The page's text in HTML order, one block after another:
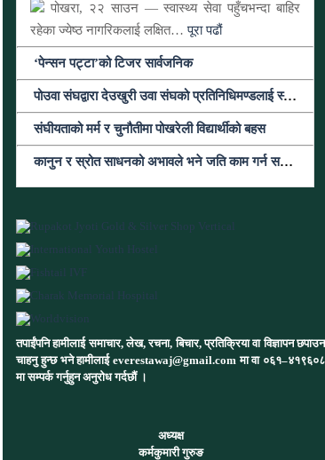
पोखरा, २२ साउन — स्वास्थ्य सेवा पहुँचभन्दा बाहिर
रहेका ज्येष्ठ नागरिकलाई लक्षित…पूरा पढौं
‘पेन्सन पट्टा’को टिजर सार्वजनिक
पोउवा संघद्वारा देउखुरी उवा संघको प्रतिनिधिमण्डलाई स्वागतसँगै सहकार्यको सहमति
संघीयताको मर्म र चुनौतीमा पोखरेली विद्यार्थीको बहस
कानुन र स्रोत साधनको अभावले भने जति काम गर्न सकिएन: जिसस प्रमुख पौडेल
तपाईंपनि हामीलाई समाचार, लेख, रचना, बिचार, प्रतिक्रिया वा विज्ञापन छपाउन
चाहनु हुन्छ भने हामीलाई everestawaj@gmail.com मा वा ०६१–४१९६०८
मा सम्पर्क गर्नुहुन अनुरोध गर्दछौं ।
अध्यक्ष
कर्मकुमारी गुरुङ